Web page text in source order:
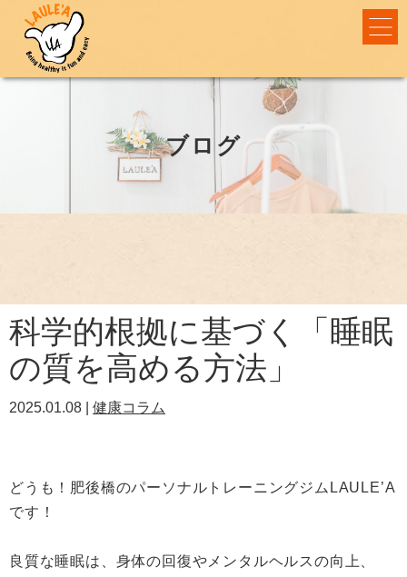
ブログ
科学的根拠に基づく「睡眠
の質を高める方法」
2025.01.08 | 健康コラム
どうも！肥後橋のパーソナルトレーニングジムLAULE’A
です！
良質な睡眠は、身体の回復やメンタルヘルスの向上、